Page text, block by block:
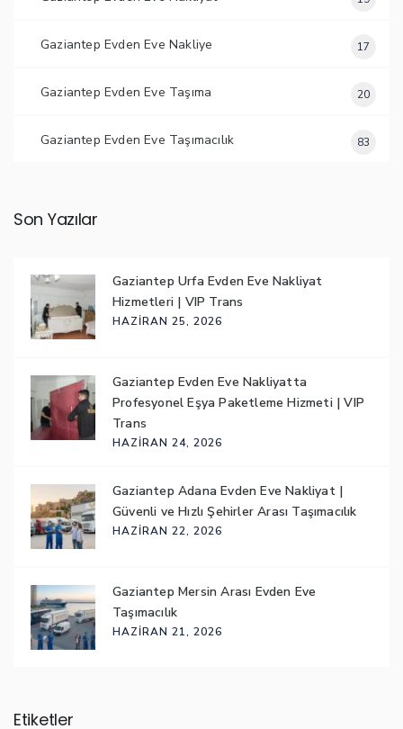
Gaziantep Evden Eve Nakliye 17
Gaziantep Evden Eve Taşıma 20
Gaziantep Evden Eve Taşımacılık 83
Son Yazılar
Gaziantep Urfa Evden Eve Nakliyat
Hizmetleri | VIP Trans
HAZIRAN 25, 2026
Gaziantep Evden Eve Nakliyatta
Profesyonel Eşya Paketleme Hizmeti | VIP
Trans
HAZIRAN 24, 2026
Gaziantep Adana Evden Eve Nakliyat |
Güvenli ve Hızlı Şehirler Arası Taşımacılık
HAZIRAN 22, 2026
Gaziantep Mersin Arası Evden Eve
Taşımacılık
HAZIRAN 21, 2026
Etiketler